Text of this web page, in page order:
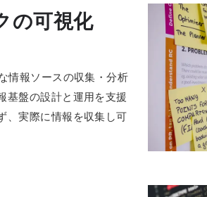
の可視化
情報ソースの収集・分析
基盤の設計と運用を支援
、実際に情報を収集し可